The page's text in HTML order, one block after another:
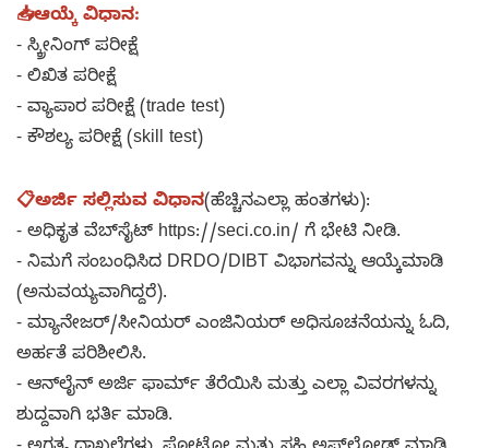
📥ಆಯ್ಕೆ ವಿಧಾನ:
- ಸ್ಕ್ರೀನಿಂಗ್ ಪರೀಕ್ಷೆ
- ಲಿಖಿತ ಪರೀಕ್ಷೆ
- ವ್ಯಾಪಾರ ಪರೀಕ್ಷೆ (trade test)
- ಕೌಶಲ್ಯ ಪರೀಕ್ಷೆ (skill test)
📋ಅರ್ಜಿ ಸಲ್ಲಿಸುವ ವಿಧಾನ(ಹೆಚ್ಚಿನಎಲ್ಲಾ ಹಂತಗಳು):
- ಅಧಿಕೃತ ವೆಬ್‌ಸೈಟ್ https://seci.co.in/ ಗೆ ಭೇಟಿ ನೀಡಿ.
- ನಿಮಗೆ ಸಂಬಂಧಿಸಿದ DRDO/DIBT ವಿಭಾಗವನ್ನು ಆಯ್ಕೆಮಾಡಿ
(ಅನುವಯ್ಯವಾಗಿದ್ದರೆ).
- ಮ್ಯಾನೇಜರ್/ಸೀನಿಯರ್ ಎಂಜಿನಿಯರ್ ಅಧಿಸೂಚನೆಯನ್ನು ಓದಿ,
ಅರ್ಹತೆ ಪರಿಶೀಲಿಸಿ.
- ಆನ್‌ಲೈನ್ ಅರ್ಜಿ ಫಾರ್ಮ್ ತೆರೆಯಿಸಿ ಮತ್ತು ಎಲ್ಲಾ ವಿವರಗಳನ್ನು
ಶುದ್ದವಾಗಿ ಭರ್ತಿ ಮಾಡಿ.